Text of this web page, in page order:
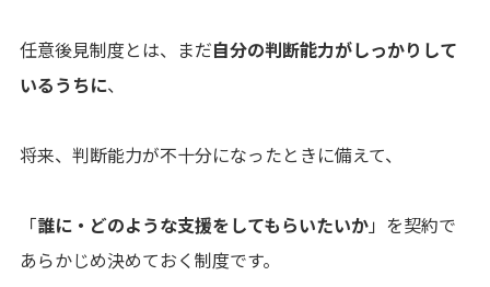
任意後見制度とは、まだ自分の判断能力がしっかりして
いるうちに、
将来、判断能力が不十分になったときに備えて、
「誰に・どのような支援をしてもらいたいか」を契約で
あらかじめ決めておく制度です。